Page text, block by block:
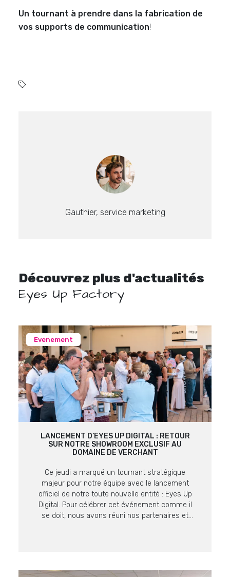
Un tournant à prendre dans la fabrication de
vos supports de communication!
Gauthier, service marketing
Découvrez plus d'actualités
Eyes Up Factory
Evenement
LANCEMENT D’EYES UP DIGITAL : RETOUR
SUR NOTRE SHOWROOM EXCLUSIF AU
DOMAINE DE VERCHANT
Ce jeudi a marqué un tournant stratégique
majeur pour notre équipe avec le lancement
officiel de notre toute nouvelle entité : Eyes Up
Digital. Pour célébrer cet événement comme il
se doit, nous avons réuni nos partenaires et